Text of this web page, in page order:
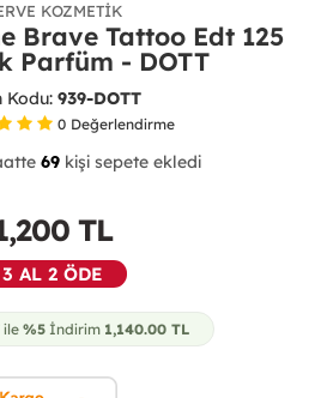
KOZMETIK
Brave Tattoo Edt 125
Parfüm - DOTT
Kodu: 939-DOTT
0 Değerlendirme
44 69 kişi sepete ekledi
20
TL
3 AL 2 ÖDE
ile %5 İndirim 1,140.00 TL